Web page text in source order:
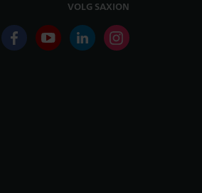
VOLG SAXION
facebookyoutubelinkedininstagram